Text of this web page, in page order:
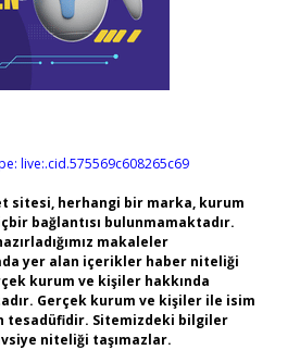
live:.cid.575569c608265c69
sitesi, herhangi bir marka, kurum
bağlantısı bulunmamaktadır.
makaleler
yer alan içerikler haber niteliği
kurum ve kişiler hakkında
Gerçek kurum ve kişiler ile isim
tesadüfidir. Sitemizdeki bilgiler
niteliği taşımazlar.